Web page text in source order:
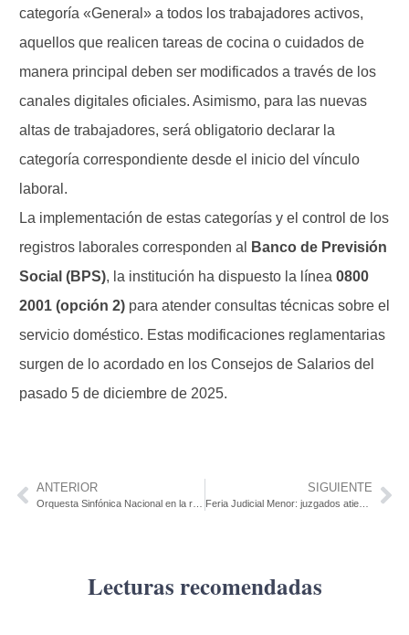
categoría «General» a todos los trabajadores activos,
aquellos que realicen tareas de cocina o cuidados de
manera principal deben ser modificados a través de los
canales digitales oficiales. Asimismo, para las nuevas
altas de trabajadores, será obligatorio declarar la
categoría correspondiente desde el inicio del vínculo
laboral.
La implementación de estas categorías y el control de los
registros laborales corresponden al
Banco de Previsión
Social (BPS), la institución ha dispuesto la línea 0800
2001 (opción 2) para atender consultas técnicas sobre el
servicio doméstico. Estas modificaciones reglamentarias
surgen de lo acordado en los Consejos de Salarios del
pasado 5 de diciembre de 2025.
ANTERIOR SIGUIENTE
Feria Judicial Menor: juzgados atienden de 14:00 a 16:00. Magistradas de turno en el Departamento
Lecturas recomendadas